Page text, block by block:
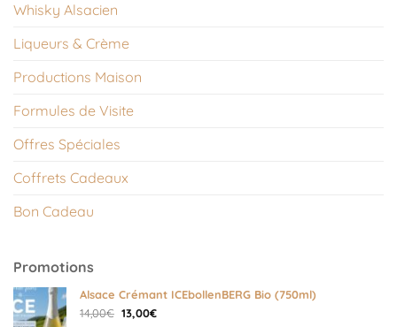
Whisky Alsacien
Liqueurs & Crème
Productions Maison
Formules de Visite
Offres Spéciales
Coffrets Cadeaux
Bon Cadeau
Promotions
Alsace Crémant ICEbollenBERG Bio (750ml)
14,00€ Le
13,00€Le